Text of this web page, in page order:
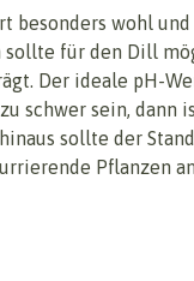
besonders wohl
sollte für den Dill
Der ideale pH-
schwer sein, dann
sollte der
Pflanzen